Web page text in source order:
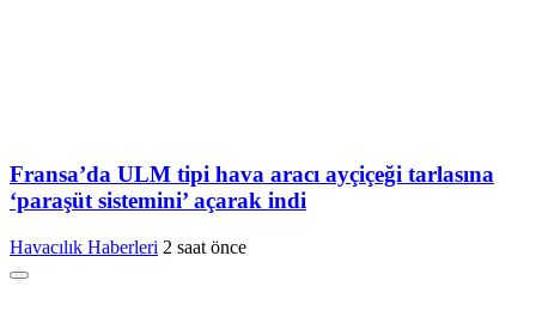
Fransa’da ULM tipi hava aracı ayçiçeği tarlasına
‘paraşüt sistemini’ açarak indi
Havacılık Haberleri 2 saat önce